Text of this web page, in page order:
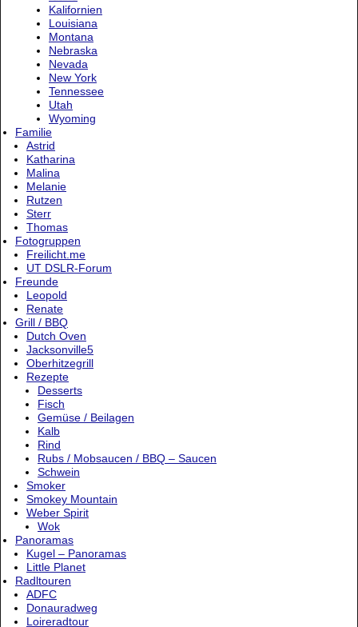
Kalifornien
Louisiana
Montana
Nebraska
Nevada
New York
Tennessee
Utah
Wyoming
Familie
Astrid
Katharina
Malina
Melanie
Rutzen
Sterr
Thomas
Fotogruppen
Freilicht.me
UT DSLR-Forum
Freunde
Leopold
Renate
Grill / BBQ
Dutch Oven
Jacksonville5
Oberhitzegrill
Rezepte
Desserts
Fisch
Gemüse / Beilagen
Kalb
Rind
Rubs / Mobsaucen / BBQ – Saucen
Schwein
Smoker
Smokey Mountain
Weber Spirit
Wok
Panoramas
Kugel – Panoramas
Little Planet
Radltouren
ADFC
Donauradweg
Loireradtour